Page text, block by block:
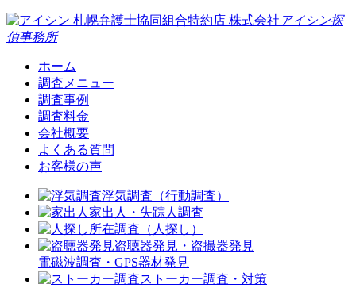
札幌弁護士協同組合特約店 株式会社 アイシン探
偵事務所
ホーム
調査メニュー
調査事例
調査料金
会社概要
よくある質問
お客様の声
浮気調査（行動調査）
家出人・失踪人調査
所在調査（人探し）
盗聴器発見・盗撮器発見
電磁波調査・GPS器材発見
ストーカー調査・対策